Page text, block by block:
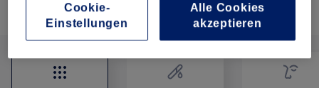
Alle ServicesCookie-
Einstellungen
Alle Cookies
akzeptieren